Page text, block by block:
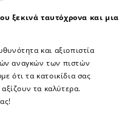
ξεκινά ταυτόχρονα και μια
και αξιοπιστία
αναγκών των πιστών
ότι τα κατοικίδια σας
τα καλύτερα.